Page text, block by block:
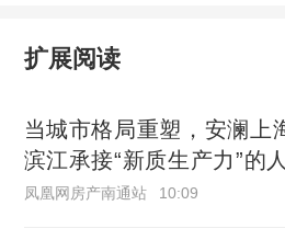
扩展阅读
当城市格局重塑，安澜上
滨江承接“新质生产力”的
凤凰网房产南通站 10:09